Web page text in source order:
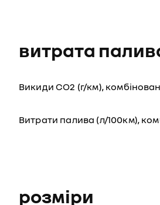
витрата
Викиди СО2 (г/км),
Витрати палива (л/100км),
розміри